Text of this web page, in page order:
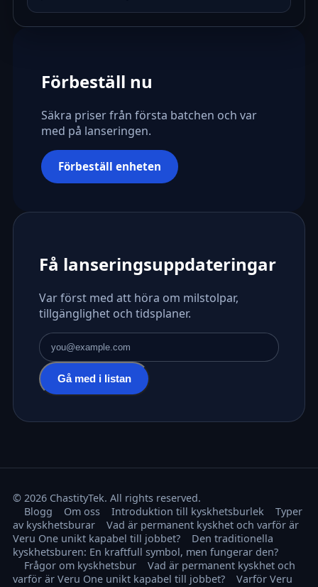
Förbeställ nu
Säkra priser från första batchen och var
med på lanseringen.
Förbeställ enheten
Få lanseringsuppdateringar
Var först med att höra om milstolpar,
tillgänglighet och tidsplaner.
E-postadress
Gå med i listan
© 2026 ChastityTek. All rights reserved.
Blogg
Om oss Introduktion till kyskhetsburlek
Typer
av kyskhetsburar
Vad är permanent kyskhet och varför är
Veru One unikt kapabel till jobbet?
Den traditionella
kyskhetsburen: En kraftfull symbol, men fungerar den?
Frågor om kyskhetsbur
Vad är permanent kyskhet och
varför är Veru One unikt kapabel till jobbet?
Varför Veru